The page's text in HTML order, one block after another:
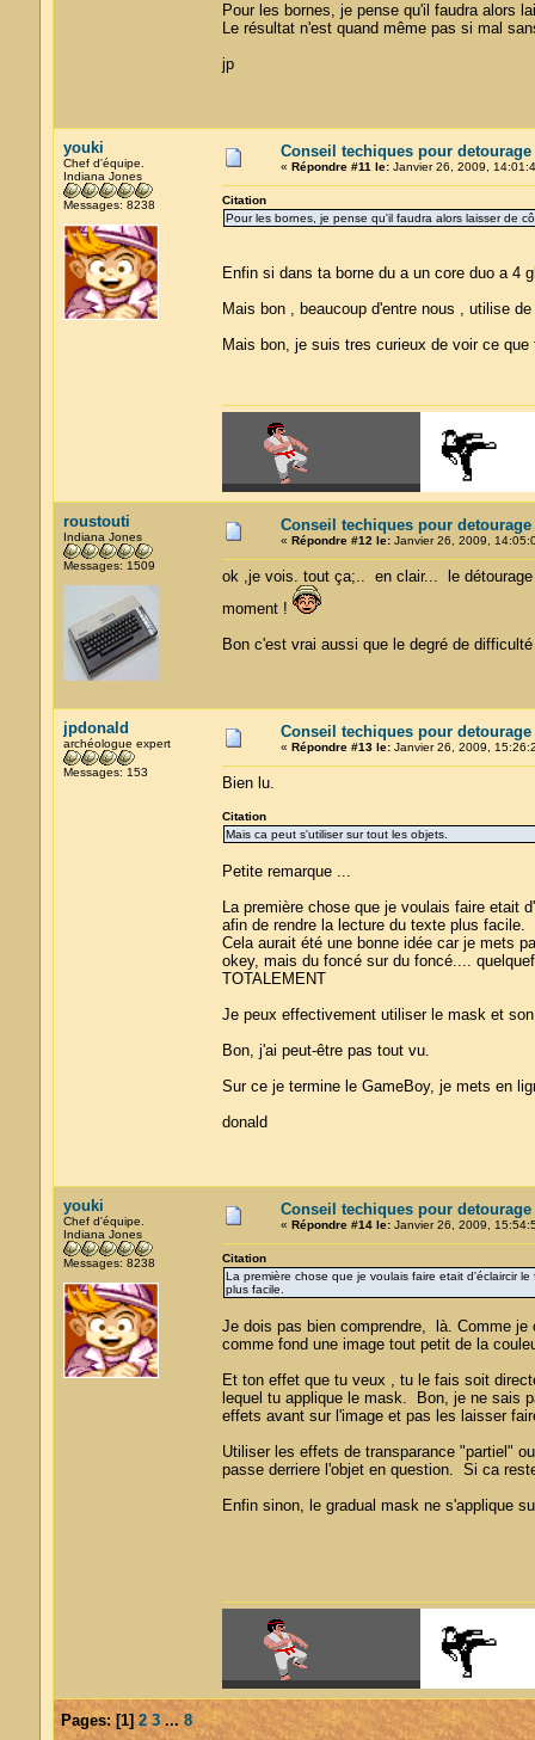
Pour les bornes, je pense qu'il faudra alors
Le résultat n'est quand même pas si mal
jp
youki
Chef d'équipe.
Indiana Jones
Messages: 8238
Conseil techiques pour detourage
« Répondre #11 le:Janvier 26, 2009,
Citation
Pour les bornes, je pense qu'il faudra alors laisser de
Enfin si dans ta borne du a un core duo a 4
Mais bon , beaucoup d'entre nous , utilise
Mais bon, je suis tres curieux de voir ce
roustouti
Indiana Jones
Messages: 1509
Conseil techiques pour detourage
« Répondre #12 le:Janvier 26, 2009,
ok ,je vois. tout ça;.. en clair... le détourage
moment !
Bon c'est vrai aussi que le degré de
jpdonald
archéologue expert
Messages: 153
Conseil techiques pour detourage
« Répondre #13 le:Janvier 26, 2009,
Bien lu.
Citation
Mais ca peut s'utiliser sur tout les objets.
Petite remarque ...
La première chose que je voulais faire etait
afin de rendre la lecture du texte plus facile.
Cela aurait été une bonne idée car je mets
okey, mais du foncé sur du foncé....
TOTALEMENT
Je peux effectivement utiliser le mask et
Bon, j'ai peut-être pas tout vu.
Sur ce je termine le GameBoy, je mets en
donald
youki
Chef d'équipe.
Indiana Jones
Messages: 8238
Conseil techiques pour detourage
« Répondre #14 le:Janvier 26, 2009,
Citation
La première chose que je voulais faire etait d'éclaircir
plus facile.
Je dois pas bien comprendre, là. Comme
comme fond une image tout petit de la
Et ton effet que tu veux , tu le fais soit
lequel tu applique le mask. Bon, je ne sais
effets avant sur l'image et pas les laisser
Utiliser les effets de transparance "partiel"
passe derriere l'objet en question. Si ca
Enfin sinon, le gradual mask ne s'applique
Pages:[1] 2 3 ...8